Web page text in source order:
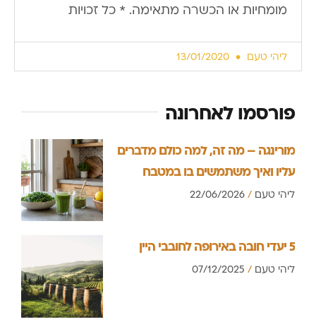
מומחיות או הכשרה מתאימה. * כל זכויות
ליהי טעם
פורסמו לאחרונה
מורינגה – מה זה, למה כולם מדברים
עליו ואיך משתמשים בו במטבח
ליהי טעם
5 יעדי חובה באירופה לחובבי היין
ליהי טעם